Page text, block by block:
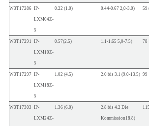
W3T17286 IP-
LXM04Z-
5
0.22 (1.0) 0.44-0.67 2,0-3.0) 59
W3T17291 IP-
LXM10Z-
5
0.57(2.5) 1.1-1.65 5,0-7.5) 78
W3T17297 IP-
LXM18Z-
5
1.02 (4.5) 2.0 bis 3.1 (9.0-13.5) 99
W3T17303 IP-
LXM24Z-
1.36 (6.0) 2.8 bis 4.2 Die
Kommission18.8)
115